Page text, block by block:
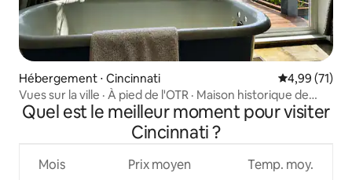
Hébergement ⋅ Cincinnati Évaluation
4,99 (71)
Vues sur la ville · À pied de l'OTR · Maison historique de
1874
Quel est le meilleur moment pour visiter
Cincinnati ?
Mois Prix moyen Temp. moy.